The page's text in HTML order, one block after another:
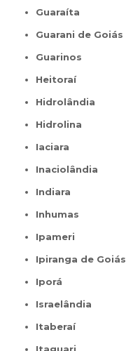
Guaraíta
Guarani de Goiás
Guarinos
Heitoraí
Hidrolândia
Hidrolina
Iaciara
Inaciolândia
Indiara
Inhumas
Ipameri
Ipiranga de Goiás
Iporá
Israelândia
Itaberaí